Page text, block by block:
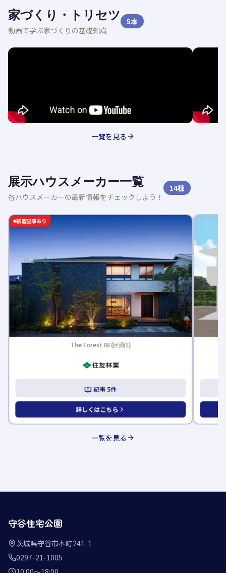
家づくり・トリセツ
動画で学ぶ家づくりの基礎知識
5本
一覧を見る
展示ハウスメーカー一覧
各ハウスメーカーの最新情報をチェックしよう！
14棟
新着記事あり
The Forest BF(区画1)
記事5件
詳しくはこちら
一覧を見る
守谷住宅公園
茨城県守谷市本町241-1
0297-21-1005